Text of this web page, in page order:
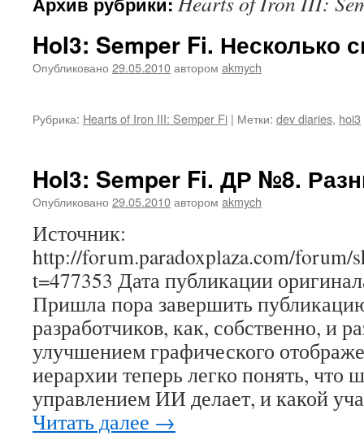
HoI3: Semper Fi. Несколько
Опубликовано 29.05.2010автором akmych
Рубрика: Hearts of Iron III: Semper Fi | Метки: dev diaries, hoi3
HoI3: Semper Fi. ДР №8.
Опубликовано 29.05.2010автором akmych
Источник:
http://forum.paradoxplaza.com/forum/
t=477353 Дата публикации
Пришла пора завершить
разработчиков, как, собственно, и
улучшением графического
иерархии теперь легко понять, что
управлением ИИ делает, и какой
Читать далее →